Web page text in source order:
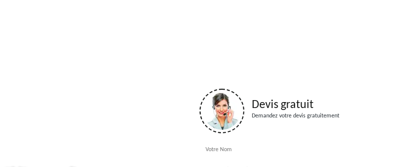
Devis gratuit
Demandez votre devis gratuitement